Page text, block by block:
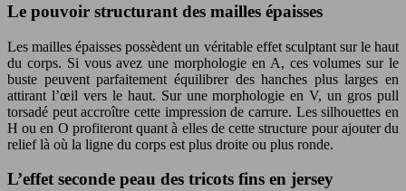
Le pouvoir structurant des mailles épaisses
Les mailles épaisses possèdent un véritable effet sculptant sur le haut
du corps. Si vous avez une morphologie en A, ces volumes sur le
buste peuvent parfaitement équilibrer des hanches plus larges en
attirant l’œil vers le haut. Sur une morphologie en V, un gros pull
torsadé peut accroître cette impression de carrure. Les silhouettes en
H ou en O profiteront quant à elles de cette structure pour ajouter du
relief là où la ligne du corps est plus droite ou plus ronde.
L’effet seconde peau des tricots fins en jersey